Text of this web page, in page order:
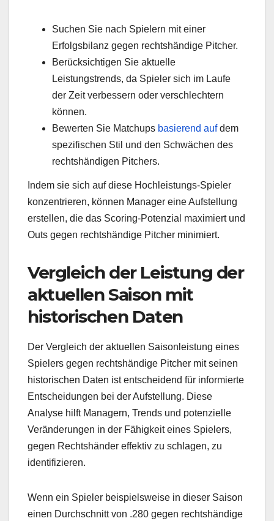
Suchen Sie nach Spielern mit einer
Erfolgsbilanz gegen rechtshändige Pitcher.
Berücksichtigen Sie aktuelle
Leistungstrends, da Spieler sich im Laufe
der Zeit verbessern oder verschlechtern
können.
Bewerten Sie Matchups basierend aufdem
spezifischen Stil und den Schwächen des
rechtshändigen Pitchers.
Indem sie sich auf diese Hochleistungs-Spieler
konzentrieren, können Manager eine Aufstellung
erstellen, die das Scoring-Potenzial maximiert und
Outs gegen rechtshändige Pitcher minimiert.
Vergleich der Leistung der
aktuellen Saison mit
historischen Daten
Der Vergleich der aktuellen Saisonleistung eines
Spielers gegen rechtshändige Pitcher mit seinen
historischen Daten ist entscheidend für informierte
Entscheidungen bei der Aufstellung. Diese
Analyse hilft Managern, Trends und potenzielle
Veränderungen in der Fähigkeit eines Spielers,
gegen Rechtshänder effektiv zu schlagen, zu
identifizieren.
Wenn ein Spieler beispielsweise in dieser Saison
einen Durchschnitt von .280 gegen rechtshändige